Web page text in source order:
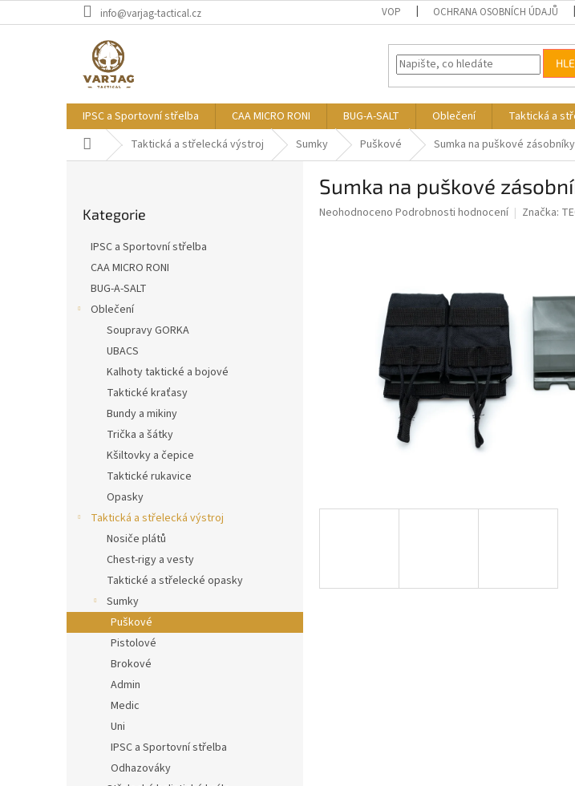
na
info@varjag-tactical.cz VOP OCHRANA OSOBNÍCH ÚDAJŮ
IPSC a Sportovní střelba CAA MICRO RONI BUG-A-SALT Oblečení Taktická a
Domů Taktická a střelecká výstroj Sumky Puškové Sumka na puškové
kategorie
Kategorie
IPSC a Sportovní střelba
CAA MICRO RONI
BUG-A-SALT
Oblečení
Soupravy GORKA
UBACS
Kalhoty taktické a bojové
Taktické kraťasy
Bundy a mikiny
Trička a šátky
Kšiltovky a čepice
Taktické rukavice
Opasky
Taktická a střelecká výstroj
Nosiče plátů
Chest-rigy a vesty
Taktické a střelecké opasky
Sumky
Puškové
Pistolové
Brokové
Admin
Medic
Uni
IPSC a Sportovní střelba
Odhazováky
Sumka na puškové
Průměrné
Neohodnoceno Podrobnosti hodnocení Značka: